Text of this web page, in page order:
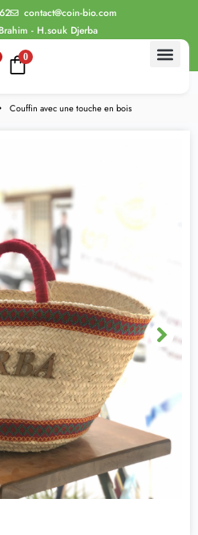
contact@coin-bio.com
- H.souk Djerba
0
Couffin avec une touche en bois